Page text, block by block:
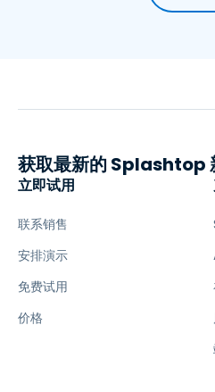
立即试用
联系销售
安排演示
免费试用
价格
获取最新的 Splashtop